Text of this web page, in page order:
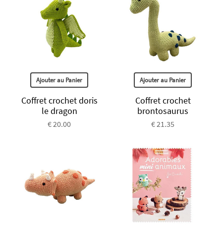
Ajouter au Panier
Coffret crochet doris
le dragon
€ 20.00
Ajouter au Panier
Coffret crochet
brontosaurus
€ 21.35